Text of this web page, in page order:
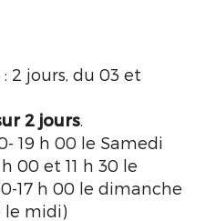
: 2 jours, du 03 et
2 jours
19 h 00 le Samedi
00 et 11 h 30 le
17 h 00 le dimanche
le midi)